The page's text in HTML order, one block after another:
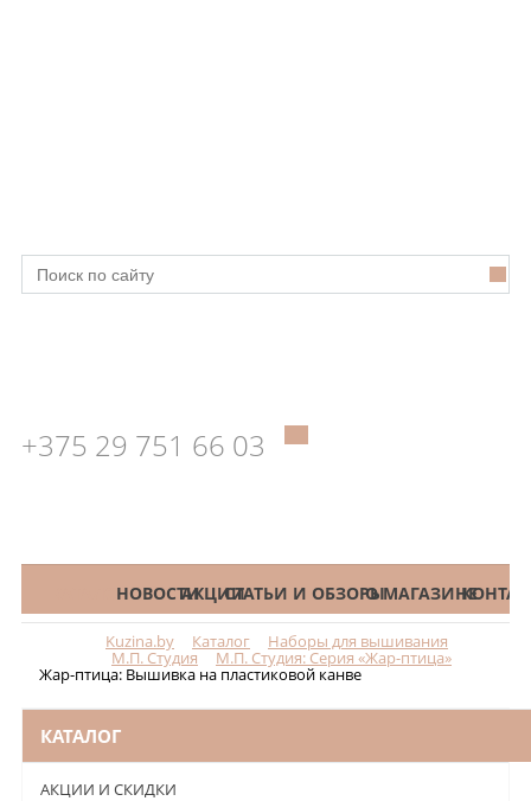
+375 29 751 66 03
КАТАЛОГНОВОСТИАКЦИИСТАТЬИ И ОБЗОРЫО МАГАЗИНЕ
Kuzina.by Каталог Наборы для вышивания
М.П. Студия М.П. Студия: Серия «Жар-птица»
Жар-птица: Вышивка на пластиковой канве
КАТАЛОГ
АКЦИИ И СКИДКИ